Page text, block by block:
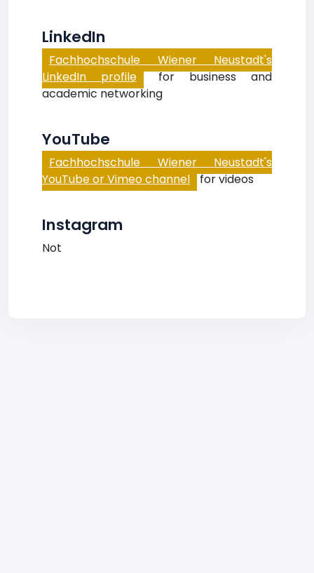
LinkedIn
Fachhochschule Wiener Neustadt's
LinkedIn profile for business and
academic networking
YouTube
Fachhochschule Wiener Neustadt's
YouTube or Vimeo channel for videos
Instagram
Not